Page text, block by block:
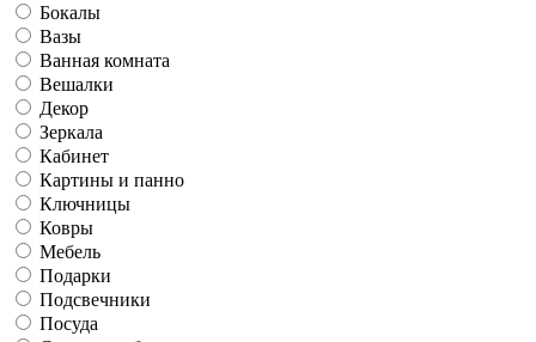
Бокалы
Вазы
Ванная комната
Вешалки
Декор
Зеркала
Кабинет
Картины и панно
Ключницы
Ковры
Мебель
Подарки
Подсвечники
Посуда